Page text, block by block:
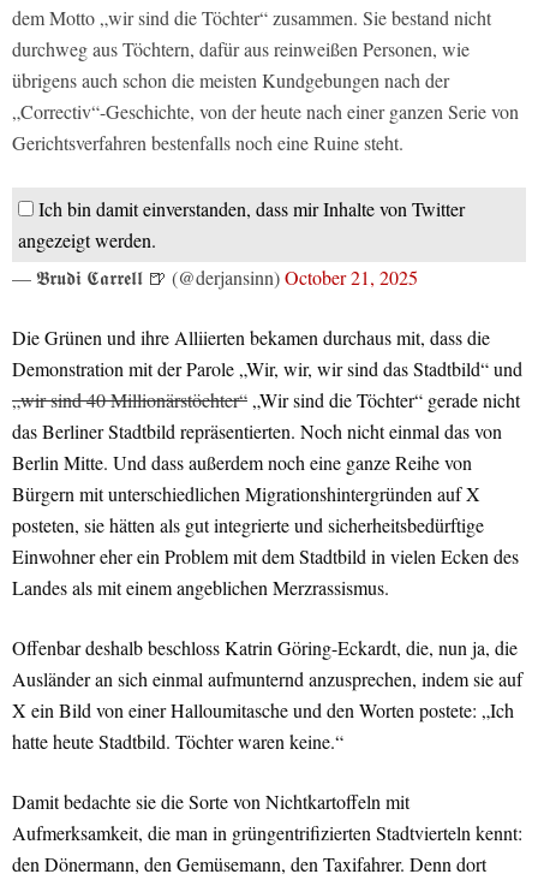
dem Motto „wir sind die Töchter“ zusammen. Sie bestand nicht
durchweg aus Töchtern, dafür aus reinweißen Personen, wie
übrigens auch schon die meisten Kundgebungen nach der
„Correctiv“-Geschichte, von der heute nach einer ganzen Serie von
Gerichtsverfahren bestenfalls noch eine Ruine steht.
Ich bin damit einverstanden, dass mir Inhalte von Twitter
angezeigt werden.
— 𝕭𝖗𝖚𝖉𝖎 𝕮𝖆𝖗𝖗𝖊𝖑𝖑 🍺 (@derjansinn)October 21, 2025
Die Grünen und ihre Alliierten bekamen durchaus mit, dass die
Demonstration mit der Parole „Wir, wir, wir sind das Stadtbild“ und
„wir sind 40 Millionärstöchter“ „Wir sind die Töchter“ gerade nicht
das Berliner Stadtbild repräsentierten. Noch nicht einmal das von
Berlin Mitte. Und dass außerdem noch eine ganze Reihe von
Bürgern mit unterschiedlichen Migrationshintergründen auf X
posteten, sie hätten als gut integrierte und sicherheitsbedürftige
Einwohner eher ein Problem mit dem Stadtbild in vielen Ecken des
Landes als mit einem angeblichen Merzrassismus.
Offenbar deshalb beschloss Katrin Göring-Eckardt, die, nun ja, die
Ausländer an sich einmal aufmunternd anzusprechen, indem sie auf
X ein Bild von einer Halloumitasche und den Worten postete: „Ich
hatte heute Stadtbild. Töchter waren keine.“
Damit bedachte sie die Sorte von Nichtkartoffeln mit
Aufmerksamkeit, die man in grüngentrifizierten Stadtvierteln kennt:
den Dönermann, den Gemüsemann, den Taxifahrer. Denn dort